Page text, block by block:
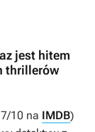
jest hitem
thrillerów
10 na IMDB)